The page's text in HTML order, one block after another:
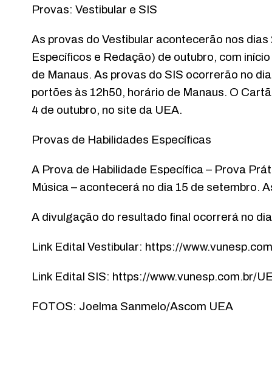
Provas: Vestibular e SIS
As provas do Vestibular acontecerão nos
Específicos e Redação) de outubro, com
de Manaus. As provas do SIS ocorrerão no
portões às 12h50, horário de Manaus. O
4 de outubro, no site da UEA.
Provas de Habilidades Específicas
A Prova de Habilidade Específica – Prova
Música – acontecerá no dia 15 de setembro.
A divulgação do resultado final ocorrerá no
Link Edital Vestibular: https://
Link Edital SIS: https://www.vunesp.com.br/
FOTOS: Joelma Sanmelo/Ascom UEA